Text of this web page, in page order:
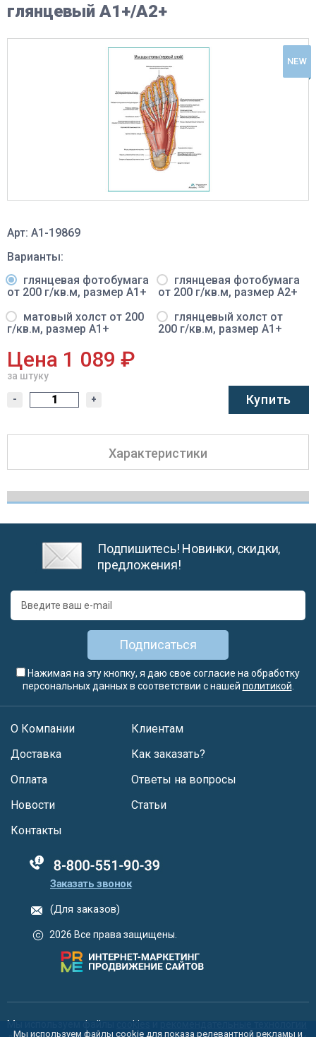
глянцевый А1+/А2+
NEW
Арт: A1-19869
Варианты:
глянцевая фотобумага
от 200 г/кв.м, размер A1+
глянцевая фотобумага
от 200 г/кв.м, размер A2+
матовый холст от 200
г/кв.м, размер A1+
глянцевый холст от
200 г/кв.м, размер A1+
Цена 1 089 ₽
за штуку
- + Купить
Характеристики
Подпишитесь! Новинки, скидки,
предложения!
Подписаться
Нажимая на эту кнопку, я даю свое согласие на обработку
персональных данных в соответствии с нашей политикой
О Компании
Доставка
Оплата
Новости
Клиентам
Как заказать?
Ответы на вопросы
Статьи
Контакты
88005555550
Заказать звонок
(Для заказов)
2026 Все права защищены.
Мы используем файлы cookies
Мы используем файлы cookie для показа релевантной рекламы и